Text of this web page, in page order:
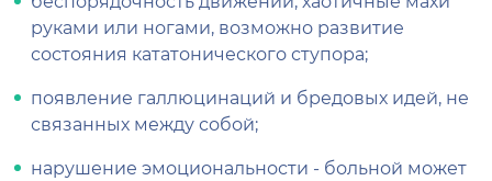
руками или ногами, возможно развитие
состояния кататонического ступора;
появление галлюцинаций и бредовых идей, не
связанных между собой;
нарушение эмоциональности - больной может